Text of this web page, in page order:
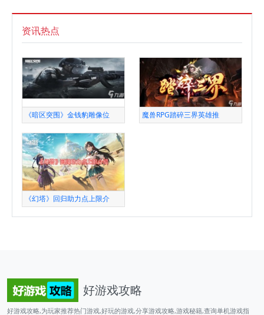
资讯热点
《暗区突围》金钱豹雕像位 魔兽RPG踏碎三界英雄推
《幻塔》回归助力点上限介
好游戏攻略
好游戏攻略,为玩家推荐热门游戏,好玩的游戏,分享游戏攻略,游戏秘籍,查询单机游戏指